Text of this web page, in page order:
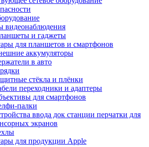
видеонаблюдения
и гаджеты
для планшетов и смартфонов
аккумуляторы
в авто
стёкла и плёнки
переходники и адаптеры
для смартфонов
палки
ввода док станции перчатки для
экранов
для продукции Apple